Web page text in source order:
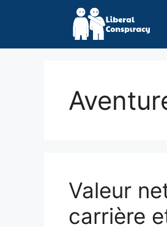
Valeur
carrière